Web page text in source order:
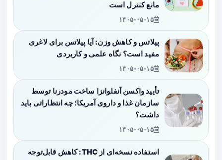
مانع کنترل است
۱۴۰۵-۰۵-۱۵
پیلاتس و کاهش وزن: آیا پیلاتس برای لاغری
مفید است؟ نگاه علمی و کاربردی
۱۴۰۵-۰۵-۱۵
تأیید واکسن آنفلوانزا ساخت مودرنا توسط
سازمان غذا و داروی آمریکا؛ چه انتظاراتی باید
داشت؟
۱۴۰۵-۰۵-۱۵
استفاده نسخه‌ای از THC: کاهش قابل‌توجه